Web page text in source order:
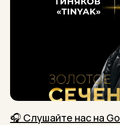
🎧 Слушайте нас на